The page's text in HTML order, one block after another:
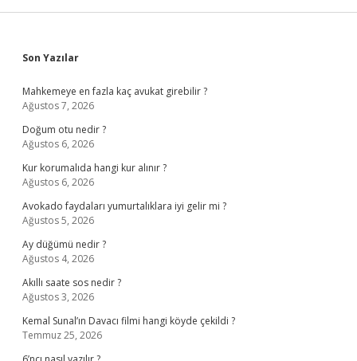
Sidebar
Son Yazılar
Mahkemeye en fazla kaç avukat girebilir ?
Ağustos 7, 2026
Doğum otu nedir ?
Ağustos 6, 2026
Kur korumalıda hangi kur alınır ?
Ağustos 6, 2026
Avokado faydaları yumurtalıklara iyi gelir mi ?
Ağustos 5, 2026
Ay düğümü nedir ?
Ağustos 4, 2026
Akıllı saate sos nedir ?
Ağustos 3, 2026
Kemal Sunal’ın Davacı filmi hangi köyde çekildi ?
Temmuz 25, 2026